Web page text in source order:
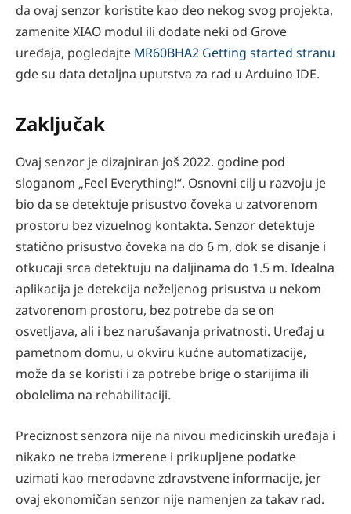
da ovaj senzor koristite kao deo nekog svog projekta,
zamenite XIAO modul ili dodate neki od Grove
uređaja, pogledajte MR60BHA2 Getting started stranu
gde su data detaljna uputstva za rad u Arduino IDE.
Zaključak
Ovaj senzor je dizajniran još 2022. godine pod
sloganom „Feel Everything!“. Osnovni cilj u razvoju je
bio da se detektuje prisustvo čoveka u zatvorenom
prostoru bez vizuelnog kontakta. Senzor detektuje
statično prisustvo čoveka na do 6 m, dok se disanje i
otkucaji srca detektuju na daljinama do 1.5 m. Idealna
aplikacija je detekcija neželjenog prisustva u nekom
zatvorenom prostoru, bez potrebe da se on
osvetljava, ali i bez narušavanja privatnosti. Uređaj u
pametnom domu, u okviru kućne automatizacije,
može da se koristi i za potrebe brige o starijima ili
obolelima na rehabilitaciji.
Preciznost senzora nije na nivou medicinskih uređaja i
nikako ne treba izmerene i prikupljene podatke
uzimati kao merodavne zdravstvene informacije, jer
ovaj ekonomičan senzor nije namenjen za takav rad.